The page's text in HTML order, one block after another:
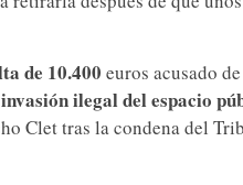
de 10.400 euros acusado
ilegal del espacio
Clet tras la condena del